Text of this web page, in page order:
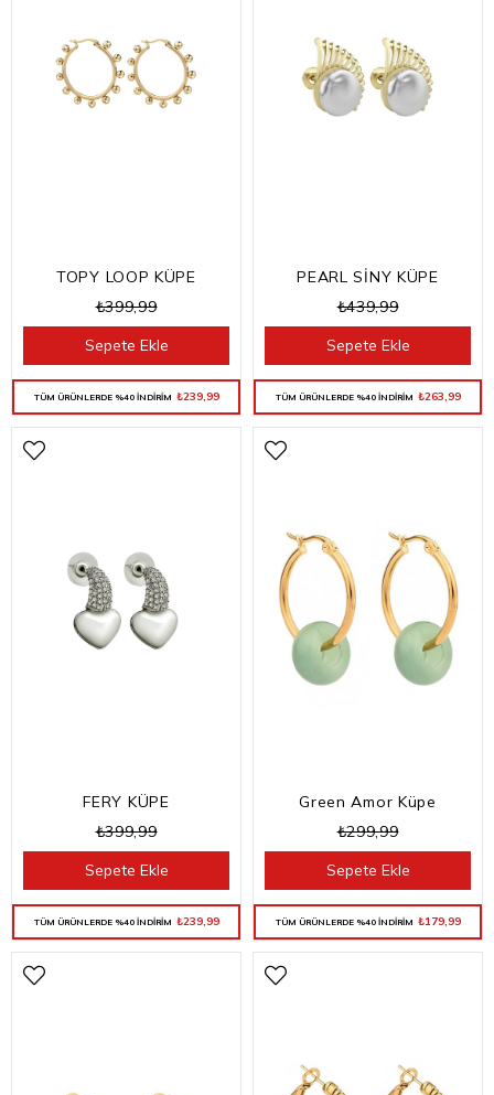
TOPY LOOP KÜPE
₺399,99
TÜM ÜRÜNLERDE %40 İNDİRİM ₺239,99
Sepete Ekle
PEARL SİNY KÜPE
₺439,99
TÜM ÜRÜNLERDE %40 İNDİRİM ₺263,99
Sepete Ekle
FERY KÜPE
₺399,99
TÜM ÜRÜNLERDE %40 İNDİRİM ₺239,99
Sepete Ekle
Green Amor Küpe
₺299,99
TÜM ÜRÜNLERDE %40 İNDİRİM ₺179,99
Sepete Ekle